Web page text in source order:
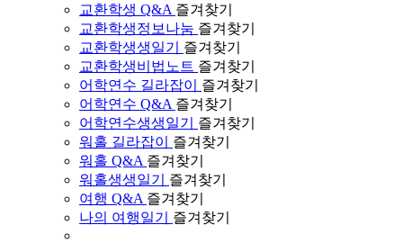
교환학생 Q&A 즐겨찾기
교환학생정보나눔 즐겨찾기
교환학생생일기
즐겨찾기
교환학생비법노트 즐겨찾기
어학연수 길라잡이
즐겨찾기
어학연수 Q&A 즐겨찾기
어학연수생생일기
즐겨찾기
워홀 길라잡이
즐겨찾기
워홀 Q&A 즐겨찾기
워홀생생일기
즐겨찾기
여행 Q&A 즐겨찾기
나의 여행일기
즐겨찾기